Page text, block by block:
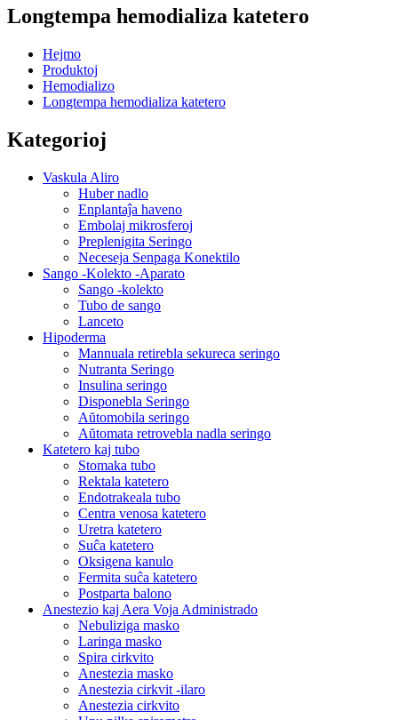
Longtempa hemodializa katetero
Hejmo
Produktoj
Hemodializo
Longtempa hemodializa katetero
Kategorioj
Vaskula Aliro
Huber nadlo
Enplantaĵa haveno
Embolaj mikrosferoj
Preplenigita Seringo
Neceseja Senpaga Konektilo
Sango -Kolekto -Aparato
Sango -kolekto
Tubo de sango
Lanceto
Hipoderma
Mannuala retirebla sekureca seringo
Nutranta Seringo
Insulina seringo
Disponebla Seringo
Aŭtomobila seringo
Aŭtomata retrovebla nadla seringo
Katetero kaj tubo
Stomaka tubo
Rektala katetero
Endotrakeala tubo
Centra venosa katetero
Uretra katetero
Suĉa katetero
Oksigena kanulo
Fermita suĉa katetero
Postparta balono
Anestezio kaj Aera Voja Administrado
Nebuliziga masko
Laringa masko
Spira cirkvito
Anestezia masko
Anestezia cirkvit -ilaro
Anestezia cirkvito